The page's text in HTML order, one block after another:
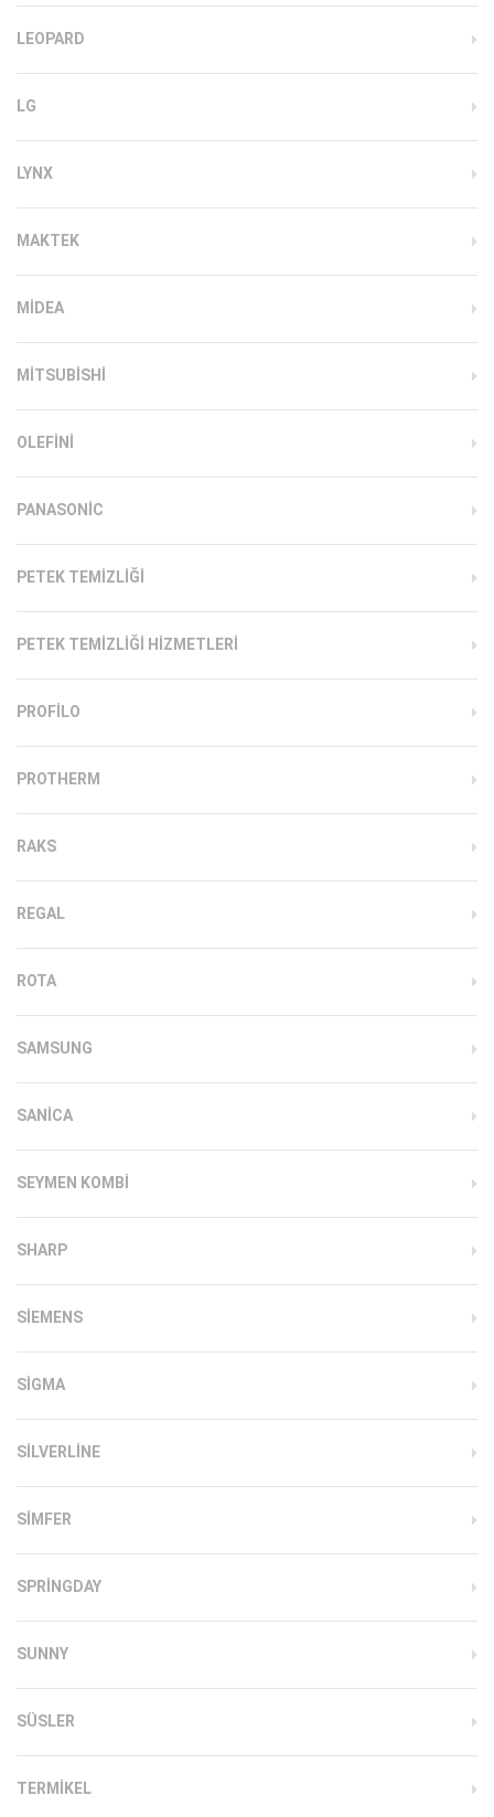
LEOPARD
LG
LYNX
MAKTEK
MIDEA
MITSUBISHI
OLEFINI
PANASONIC
PETEK TEMIZLIĞI
PETEK TEMIZLIĞI HIZMETLERI
PROFILO
PROTHERM
RAKS
REGAL
ROTA
SAMSUNG
SANICA
SEYMEN KOMBI
SHARP
SIEMENS
SIGMA
SILVERLINE
SIMFER
SPRINGDAY
SUNNY
SÜSLER
TERMIKEL